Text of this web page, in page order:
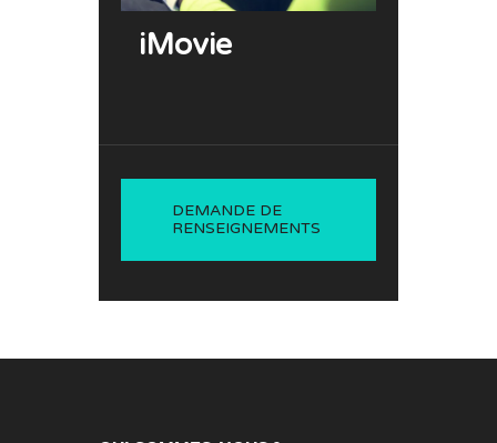
iMovie
DEMANDE DE
RENSEIGNEMENTS